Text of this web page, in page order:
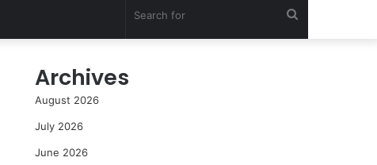
Archives
August 2026
July 2026
June 2026